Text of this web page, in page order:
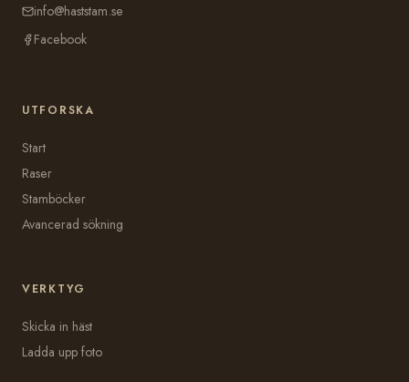
info@haststam.se
Facebook
UTFORSKA
Start
Raser
Stamböcker
Avancerad sökning
VERKTYG
Skicka in häst
Ladda upp foto